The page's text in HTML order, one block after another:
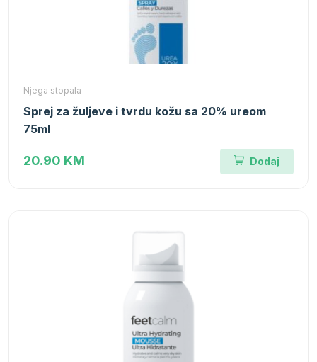
Njega stopala
Sprej za žuljeve i tvrdu kožu sa 20% ureom
75ml
20.90 KM Dodaj